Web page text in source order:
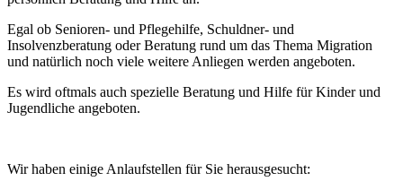
Egal ob Senioren- und Pflegehilfe, Schuldner- und
Insolvenzberatung oder Beratung rund um das Thema Migration
und natürlich noch viele weitere Anliegen werden angeboten.
Es wird oftmals auch spezielle Beratung und Hilfe für Kinder und
Jugendliche angeboten.
Wir haben einige Anlaufstellen für Sie herausgesucht: